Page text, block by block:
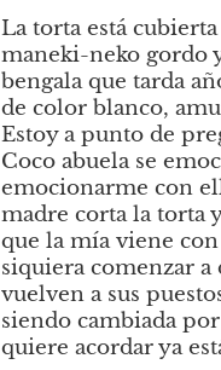
La torta está
maneki-neko gordo
bengala que tarda
de color blanco,
Estoy a punto de
Coco abuela se
emocionarme con
madre corta la torta
que la mía viene
siquiera comenzar a
vuelven a sus
siendo cambiada
quiere acordar ya